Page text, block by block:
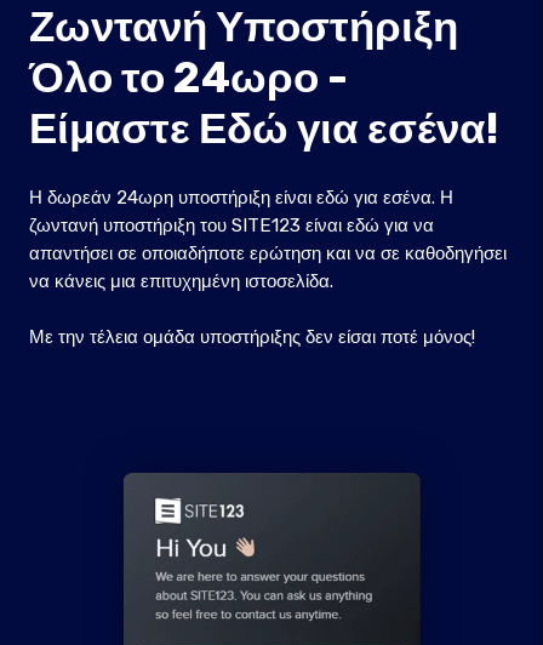
Ζωντανή Υποστήριξη
Όλο το 24ωρο -
Είμαστε Εδώ για εσένα!
Η δωρεάν 24ωρη υποστήριξη είναι εδώ για εσένα. Η
ζωντανή υποστήριξη του SITE123 είναι εδώ για να
απαντήσει σε οποιαδήποτε ερώτηση και να σε καθοδηγήσει
να κάνεις μια επιτυχημένη ιστοσελίδα.
Με την τέλεια ομάδα υποστήριξης δεν είσαι ποτέ μόνος!